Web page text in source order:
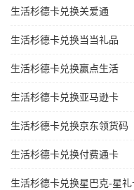
生活杉德卡兑换关爱通
生活杉德卡兑换当当礼品
生活杉德卡兑换赢点生活
生活杉德卡兑换亚马逊卡
生活杉德卡兑换京东领货码
生活杉德卡兑换付费通卡
生活杉德卡兑换星巴克-星礼